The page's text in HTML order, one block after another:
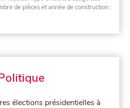
de pièces et année de construction :
élections présidentielles à